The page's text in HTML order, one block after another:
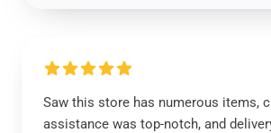
Saw this store has numerous items,
assistance was top-notch, and